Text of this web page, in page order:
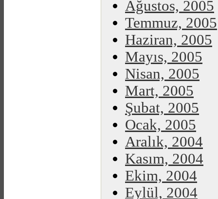
Ağustos, 2005
Temmuz, 2005
Haziran, 2005
Mayıs, 2005
Nisan, 2005
Mart, 2005
Şubat, 2005
Ocak, 2005
Aralık, 2004
Kasım, 2004
Ekim, 2004
Eylül, 2004